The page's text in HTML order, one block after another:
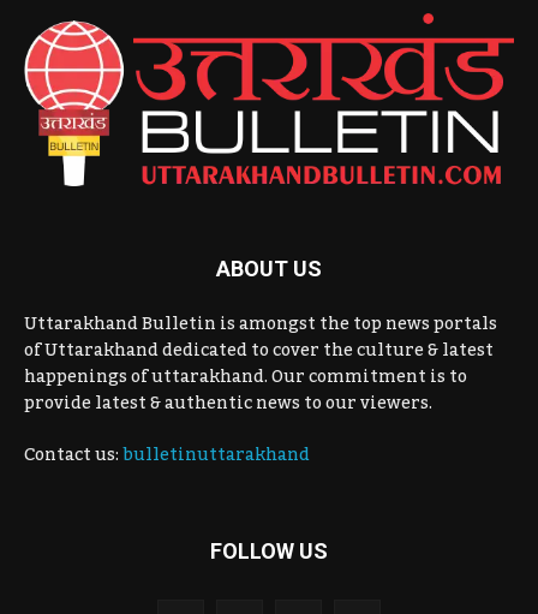
ABOUT US
Uttarakhand Bulletin is amongst the top news portals
of Uttarakhand dedicated to cover the culture & latest
happenings of uttarakhand. Our commitment is to
provide latest & authentic news to our viewers.
Contact us:bulletinuttarakhand
FOLLOW US